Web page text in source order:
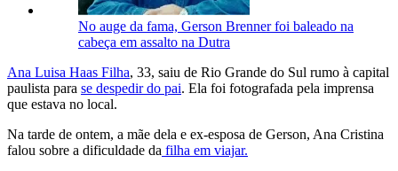
No auge da fama, Gerson Brenner foi baleado na
cabeça em assalto na Dutra
Ana Luisa Haas Filha, 33, saiu de Rio Grande do Sul rumo à capital
paulista para se despedir do pai. Ela foi fotografada pela imprensa
que estava no local.
Na tarde de ontem, a mãe dela e ex-esposa de Gerson, Ana Cristina
falou sobre a dificuldade da filha em viajar.